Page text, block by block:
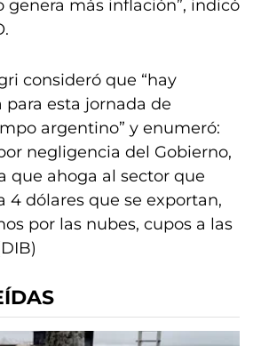
genera más inflación”, indicó
consideró que “hay
para esta jornada de
argentino” y enumeró:
negligencia del Gobierno,
que ahoga al sector que
4 dólares que se exportan,
por las nubes, cupos a las